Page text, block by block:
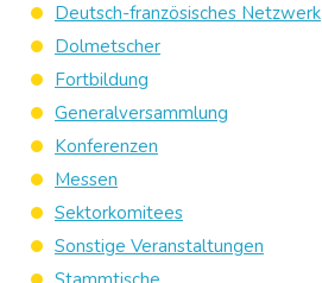
Deutsch-französisches Netzwerk
Dolmetscher
Fortbildung
Generalversammlung
Konferenzen
Messen
Sektorkomitees
Sonstige Veranstaltungen